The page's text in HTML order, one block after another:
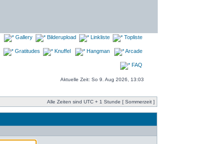
Gallery Bilderupload Linkliste Topliste
Gratitudes Knuffel Hangman Arcade
FAQ
Aktuelle Zeit: So 9. Aug 2026, 13:03
Alle Zeiten sind UTC + 1 Stunde [ Sommerzeit ]